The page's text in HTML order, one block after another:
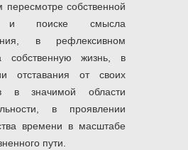
пересмотре собственной
и поиске смысла
в рефлексивном
собственную жизнь, в
отставания от своих
в значимой области
в проявлении
времени в масштабе
пути.